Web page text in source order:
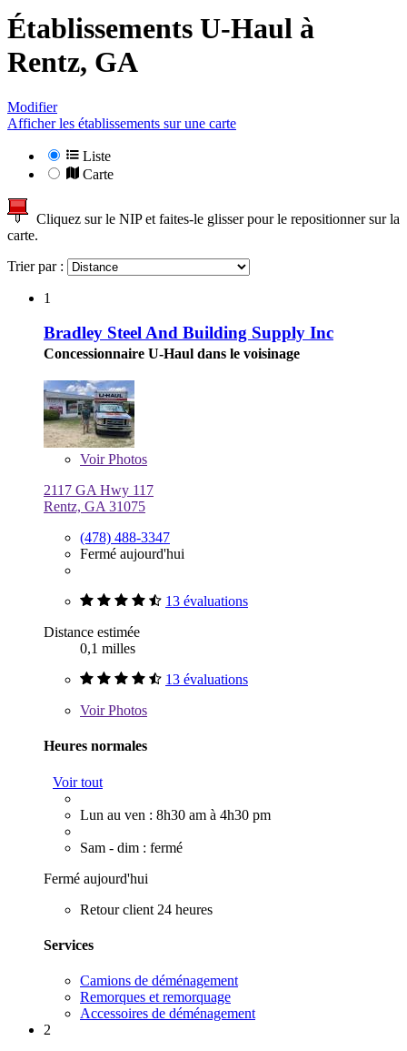
Établissements U-Haul à
Rentz, GA
Modifier
Afficher les établissements sur une carte
Liste
Carte
Cliquez sur le NIP et faites-le glisser pour le repositionner sur la
carte.
Trier par :
1
Bradley Steel And Building Supply Inc
Concessionnaire U-Haul dans le voisinage
VoirPhotos
2117 GA Hwy 117
Rentz, GA 31075
(478) 488-3347
Fermé aujourd'hui
13 évaluations
Distance estimée
0,1 milles
13 évaluations
VoirPhotos
Heures normales
Voir tout
Lun au ven : 8h30 am à 4h30 pm
Sam - dim : fermé
Fermé aujourd'hui
Retour client 24 heures
Services
Camions de déménagement
Remorques et remorquage
Accessoires de déménagement
2